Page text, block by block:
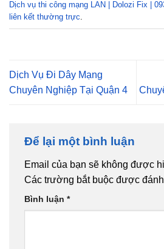
Dịch vụ thi công mạng LAN | Dolozi Fix |
liên kết thường trực.
Dịch Vụ Đi Dây Mạng
Chuyên Nghiệp Tại Quận 4
Để lại một bình luận
Email của bạn sẽ không được
Các trường bắt buộc được
Bình luận *